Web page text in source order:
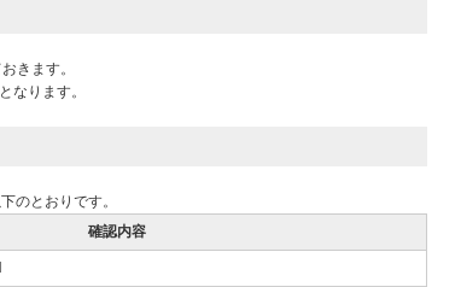
きます。
なります。
のとおりです。
確認内容